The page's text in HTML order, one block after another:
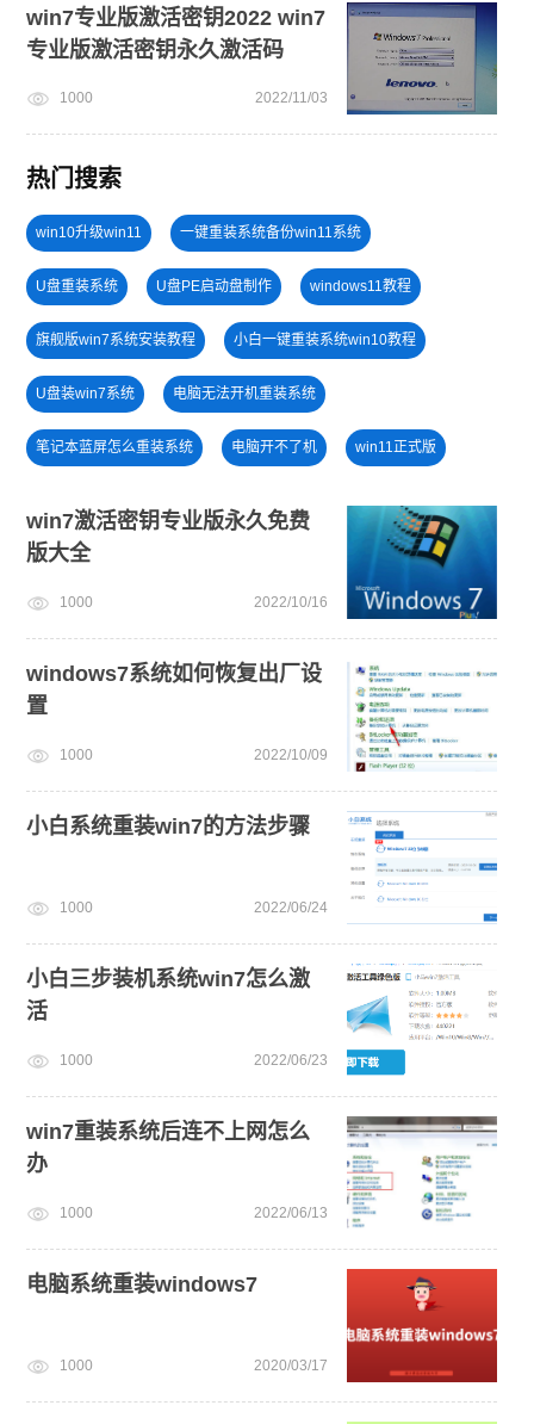
win7专业版激活密钥2022 win7
专业版激活密钥永久激活码
1000 2022/11/03
热门搜索
win10升级win11 一键重装系统备份win11系统
U盘重装系统 U盘PE启动盘制作 windows11教程
旗舰版win7系统安装教程 小白一键重装系统win10教程
U盘装win7系统 电脑无法开机重装系统
笔记本蓝屏怎么重装系统 电脑开不了机 win11正式版
新手如何重装电脑系统win7 win11系统下载
windows11升级 win11绕过硬件限制安装
win7激活密钥专业版永久免费
版大全
1000 2022/10/16
windows7系统如何恢复出厂设
置
1000 2022/10/09
小白系统重装win7的方法步骤
1000 2022/06/24
小白三步装机系统win7怎么激
活
1000 2022/06/23
win7重装系统后连不上网怎么
办
1000 2022/06/13
电脑系统重装windows7
1000 2020/03/17